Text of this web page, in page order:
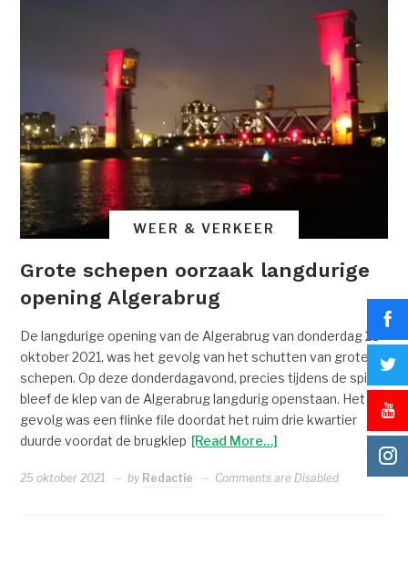
WEER & VERKEER
Grote schepen oorzaak langdurige
opening Algerabrug
De langdurige opening van de Algerabrug van donderdag 21
oktober 2021, was het gevolg van het schutten van grote
schepen. Op deze donderdagavond, precies tijdens de spits,
bleef de klep van de Algerabrug langdurig openstaan. Het
gevolg was een flinke file doordat het ruim drie kwartier
duurde voordat de brugklep [Read More…]
25 oktober 2021 by Redactie Comments are Disabled